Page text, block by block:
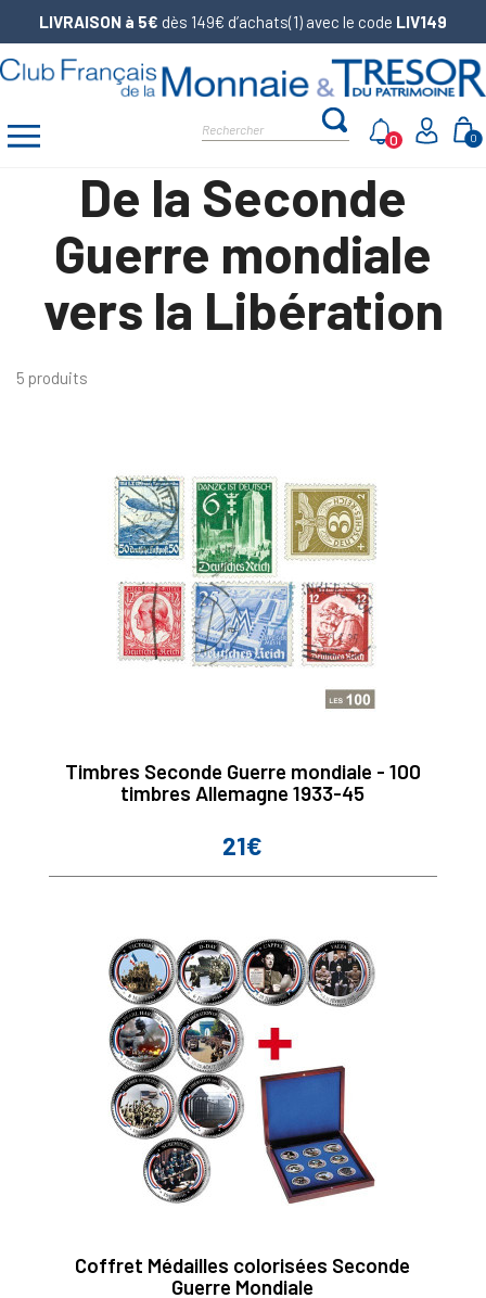
LIVRAISON à 5€ dès 149€ d’achats(1) avec le code LIV149
0
0
De la Seconde
Guerre mondiale
vers la Libération
5 produits
Timbres Seconde Guerre mondiale - 100
timbres Allemagne 1933-45
Prix
21€
Coffret Médailles colorisées Seconde
Guerre Mondiale